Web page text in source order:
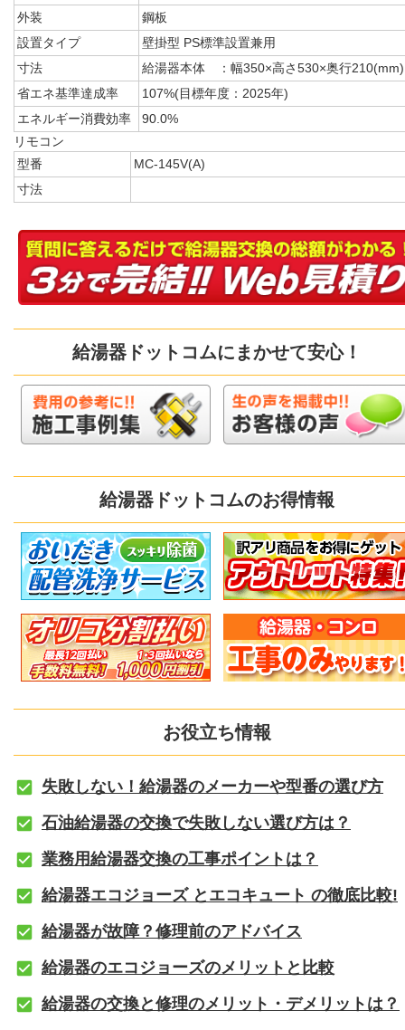
外装
鋼板
設置タイプ
壁掛型 PS標準設置兼用
寸法
給湯器本体 ：幅350×高さ530×奥行210(mm)
省エネ基準達成率
107%(目標年度：2025年)
エネルギー消費効率
90.0%
リモコン
型番
MC-145V(A)
寸法
給湯器ドットコムにまかせて安心！
給湯器ドットコムのお得情報
お役立ち情報
失敗しない！給湯器のメーカーや型番の選び方
石油給湯器の交換で失敗しない選び方は？
業務用給湯器交換の工事ポイントは？
給湯器エコジョーズ とエコキュート の徹底比較!
給湯器が故障？修理前のアドバイス
給湯器のエコジョーズのメリットと比較
給湯器の交換と修理のメリット・デメリットは？